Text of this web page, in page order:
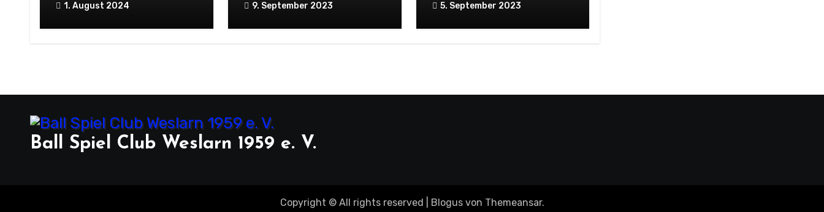
1. August 2024 9. September 2023 5. September 2023
Ball Spiel Club Weslarn 1959 e. V.
Copyright © All rights reserved Blogusvon Themeansar.